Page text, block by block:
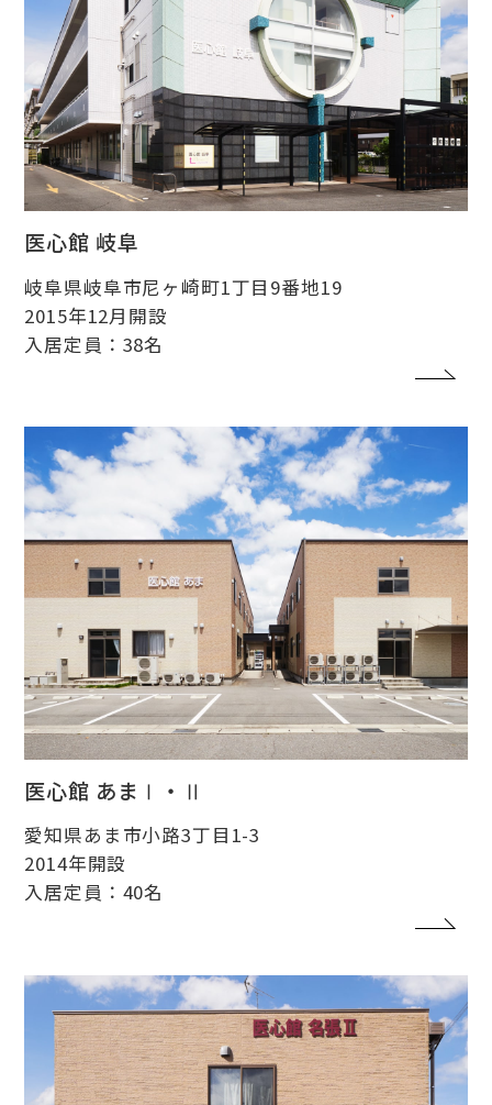
医心館 岐阜
岐阜県岐阜市尼ヶ崎町1丁目9番地19
2015年12月開設
入居定員：38名
医心館 あまⅠ・Ⅱ
愛知県あま市小路3丁目1-3
2014年開設
入居定員：40名